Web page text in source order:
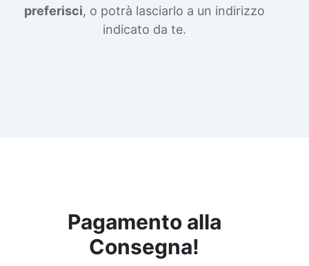
preferisci, o potrà lasciarlo a un indirizzo
indicato da te.
Pagamento alla
Consegna!